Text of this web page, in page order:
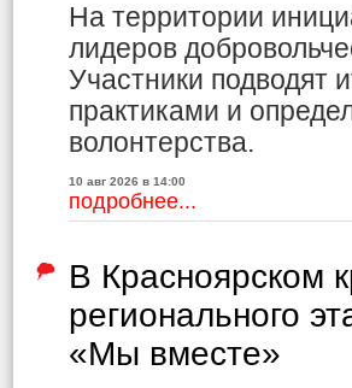
На территории
лидеров
Участники подводят
практиками и
волонтерства.
10 авг 2026 в 14:00
подробнее...
В Красноярском
регионального
«Мы вместе»